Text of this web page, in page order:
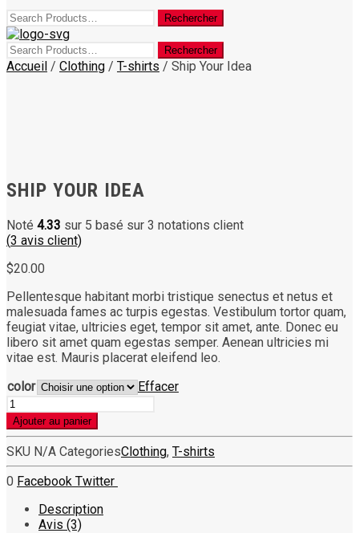
Accueil / Clothing / T-shirts / Ship Your Idea
SHIP YOUR IDEA
Noté 4.33 sur 5 basé sur 3 notations client
(3 avis client)
$20.00
Pellentesque habitant morbi tristique senectus et netus et
malesuada fames ac turpis egestas. Vestibulum tortor quam,
feugiat vitae, ultricies eget, tempor sit amet, ante. Donec eu
libero sit amet quam egestas semper. Aenean ultricies mi
vitae est. Mauris placerat eleifend leo.
color
Effacer
quantité
de
Ship
Your
Idea
Ajouter au panier
SKU N/A CategoriesClothing, T-shirts
0 Facebook Twitter
Description
Avis (3)